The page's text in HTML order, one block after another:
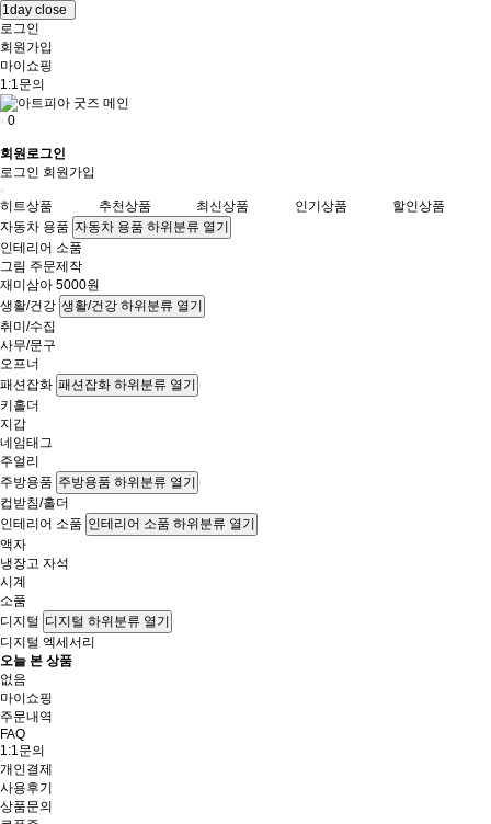
1day close
로그인
회원가입
마이쇼핑
1:1문의
0
회원로그인
로그인 회원가입
히트상품 추천상품 최신상품 인기상품
할인상품
자동차 용품 자동차 용품 하위분류 열기
인테리어 소품
그림 주문제작
재미삼아 5000원
생활/건강 생활/건강 하위분류 열기
취미/수집
사무/문구
오프너
패션잡화 패션잡화 하위분류 열기
키홀더
지갑
네임태그
주얼리
주방용품 주방용품 하위분류 열기
컵받침/홀더
인테리어 소품 인테리어 소품 하위분류 열기
액자
냉장고 자석
시계
소품
디지털 디지털 하위분류 열기
디지털 엑세서리
오늘 본 상품
없음
마이쇼핑
주문내역
FAQ
1:1문의
개인결제
사용후기
상품문의